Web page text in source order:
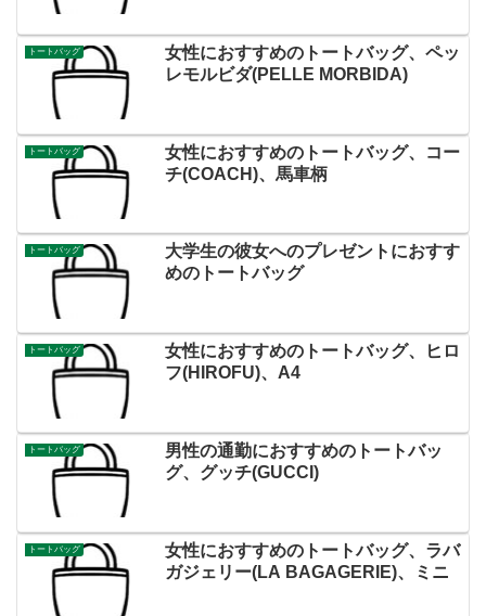
トートバッグ
女性におすすめのトートバッグ、ペッ
レモルビダ(PELLE MORBIDA)
トートバッグ
女性におすすめのトートバッグ、コー
チ(COACH)、馬車柄
トートバッグ
大学生の彼女へのプレゼントにおすす
めのトートバッグ
トートバッグ
女性におすすめのトートバッグ、ヒロ
フ(HIROFU)、A4
トートバッグ
男性の通勤におすすめのトートバッ
グ、グッチ(GUCCI)
トートバッグ
女性におすすめのトートバッグ、ラバ
ガジェリー(LA BAGAGERIE)、ミニ